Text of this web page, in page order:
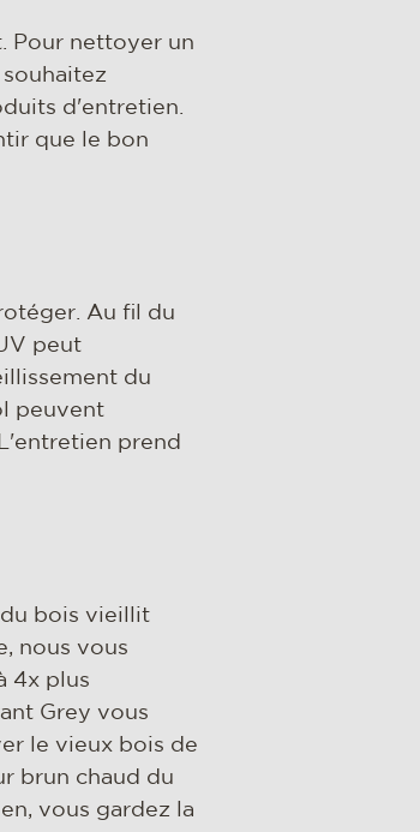
Pour nettoyer un
d'entretien.
que le bon
Au fil du
peut
du
peuvent
prend
du bois vieillit
nous vous
4x plus
Grey vous
le vieux bois de
brun chaud du
vous gardez la